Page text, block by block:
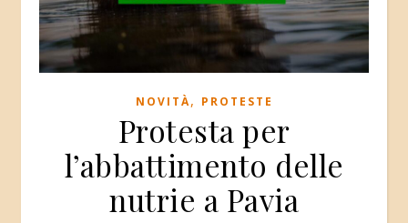
NOVITÀ, PROTESTE
Protesta per
l’abbattimento delle
nutrie a Pavia